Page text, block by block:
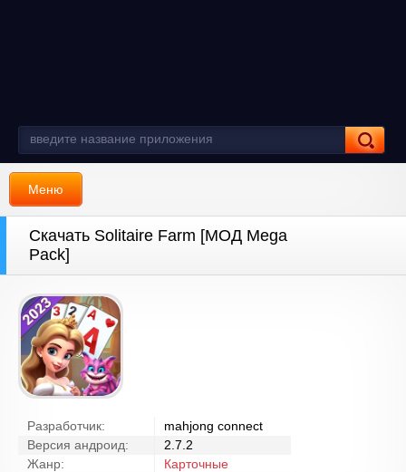
Меню
Скачать Solitaire Farm [МОД Mega
Pack]
Разработчик:
mahjong connect
Версия андроид:
2.7.2
Жанр:
Карточные